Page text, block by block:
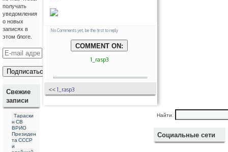
получать
уведомления
о новых
записях в
этом блоге.
E
-
m
a
Свежие
записи
Тараски
н СВ
ВРИО
Президен
та СССР
и
No Comments yet, be the first to reply
COMMENT ON:
1_rasp3
<< 1_rasp3
Найти:
Социальные сети